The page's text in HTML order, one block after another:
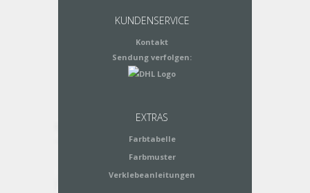
KUNDENSERVICE
Kontakt
Sendung verfolgen:
EXTRAS
Farbtabelle
Farbmuster
Verklebeanleitungen